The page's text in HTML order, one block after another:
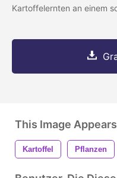
Kartoffelernten an einem
This Image
Kartoffel Pflanzen